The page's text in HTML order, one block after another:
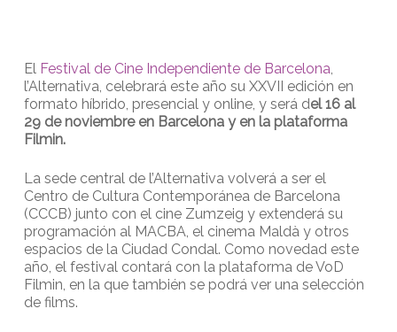
El Festival de Cine Independiente de Barcelona,
l’Alternativa, celebrará este año su XXVII edición en
formato híbrido, presencial y online, y será del 16 al
29 de noviembre en Barcelona y en la plataforma
Filmin.
La sede central de l’Alternativa volverá a ser el
Centro de Cultura Contemporánea de Barcelona
(CCCB) junto con el cine Zumzeig y extenderá su
programación al MACBA, el cinema Maldà y otros
espacios de la Ciudad Condal. Como novedad este
año, el festival contará con la plataforma de VoD
Filmin, en la que también se podrá ver una selección
de films.